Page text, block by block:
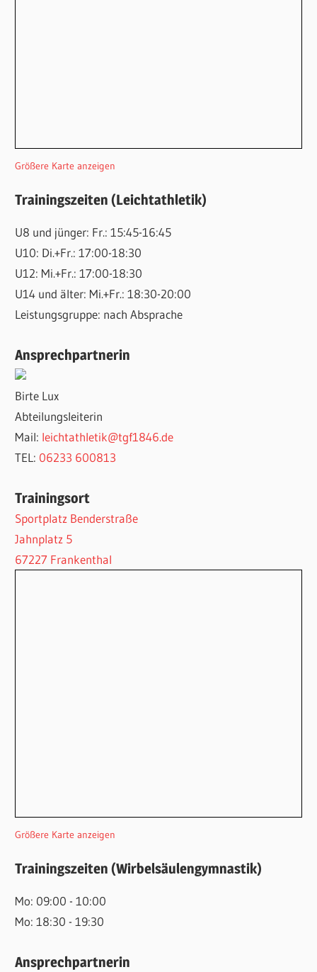
Größere Karte anzeigen
Trainingszeiten (Leichtathletik)
U8 und jünger: Fr.: 15:45-16:45
U10: Di.+Fr.: 17:00-18:30
U12: Mi.+Fr.: 17:00-18:30
U14 und älter: Mi.+Fr.: 18:30-20:00
Leistungsgruppe: nach Absprache
Ansprechpartnerin
Birte Lux
Abteilungsleiterin
Mail: leichtathletik@tgf1846.de
TEL: 06233 600813
Trainingsort
Sportplatz Benderstraße
Jahnplatz 5
67227 Frankenthal
Größere Karte anzeigen
Trainingszeiten (Wirbelsäulengymnastik)
Mo: 09:00 - 10:00
Mo: 18:30 - 19:30
Ansprechpartnerin